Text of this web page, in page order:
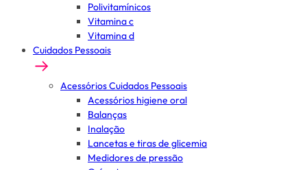
Polivitamínicos
Vitamina c
Vitamina d
Cuidados Pessoais
Acessórios Cuidados Pessoais
Acessórios higiene oral
Balanças
Inalação
Lancetas e tiras de glicemia
Medidores de pressão